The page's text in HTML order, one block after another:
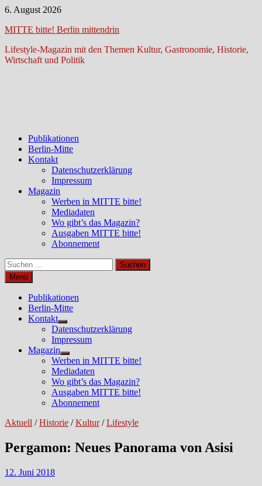
Zum
springen
6. August 2026
MITTE bitte! Berlin mittendrin
Lifestyle-Magazin mit den Themen Kultur, Gastronomie, Historie,
Wirtschaft und Politik
Publikationen
Berlin-Mitte
Kontakt
Datenschutzerklärung
Impressum
Magazin
Werben in MITTE bitte!
Mediadaten
Wo gibt’s das Magazin?
Ausgaben MITTE bitte!
Abonnement
Suchen
nach:
Menü
Publikationen
Berlin-Mitte
Kontakt
Untermenü
anzeigen
Datenschutzerklärung
Impressum
Magazin
Untermenü
anzeigen
Werben in MITTE bitte!
Mediadaten
Wo gibt’s das Magazin?
Ausgaben MITTE bitte!
Abonnement
Aktuell /Historie /Kultur/Lifestyle
Pergamon: Neues Panorama von Asisi
12. Juni 2018